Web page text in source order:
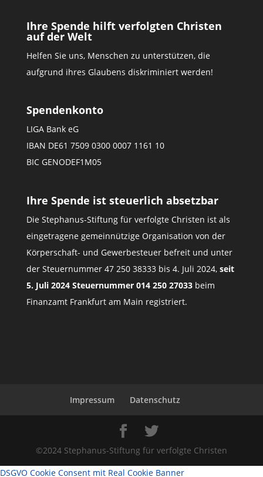
Ihre Spende hilft verfolgten Christen
auf der Welt
Helfen Sie uns, Menschen zu unterstützen, die
aufgrund ihres Glaubens diskriminiert werden!
Spendenkonto
LIGA Bank eG
IBAN DE61 7509 0300 0007 1161 10
BIC GENODEF1M05
Ihre Spende ist steuerlich absetzbar
Die Stephanus-Stiftung für verfolgte Christen ist als
eingetragene gemeinnützige Organisation von der
Körperschaft- und Gewerbesteuer befreit und unter
der Steuernummer 47 250 38333 bis 4. Juli 2024,seit
5. Juli 2024 Steuernummer 014 250 27033 beim
Finanzamt Frankfurt am Main registriert.
Impressum Datenschutz
©2024 Stephanus-Stiftung für verfolgte Christen
DSGVO Cookie Consent mit Real Cookie Banner